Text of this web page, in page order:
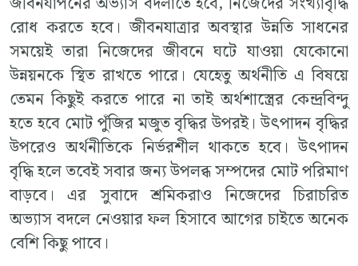
রোধ করতে হবে। জীবনযাত্রার অবস্থার উন্নতি সাধনের
সময়েই তারা নিজেদের জীবনে ঘটে যাওয়া যেকোনো
উন্নয়নকে স্থিত রাখতে পারে। যেহেতু অর্থনীতি এ বিষয়ে
তেমন কিছুই করতে পারে না তাই অর্থশাস্ত্রের কেন্দ্রবিন্দু
হতে হবে মোট পুঁজির মজুত বৃদ্ধির উপরই। উৎপাদন বৃদ্ধির
উপরেও অর্থনীতিকে নির্ভরশীল থাকতে হবে। উৎপাদন
বৃদ্ধি হলে তবেই সবার জন্য উপলব্ধ সম্পদের মোট পরিমাণ
বাড়বে। এর সুবাদে শ্রমিকরাও নিজেদের চিরাচরিত
অভ্যাস বদলে নেওয়ার ফল হিসাবে আগের চাইতে অনেক
বেশি কিছু পাবে।